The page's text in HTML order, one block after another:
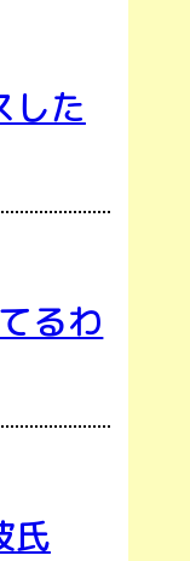
した
るわ
氏